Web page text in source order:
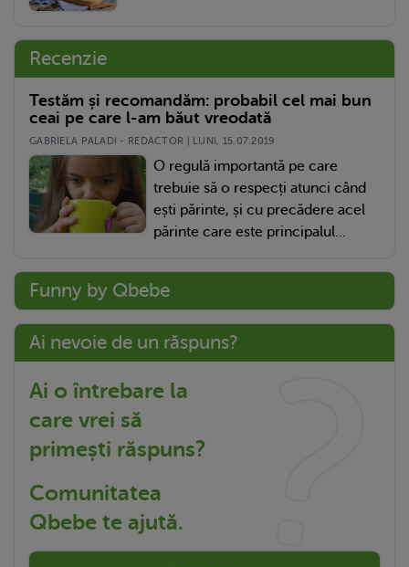
Recenzie
Testăm și recomandăm: probabil cel mai bun
ceai pe care l-am băut vreodată
GABRIELA PALADI - REDACTOR | LUNI, 15.07.2019
O regulă importantă pe care
trebuie să o respecți atunci când
ești părinte, și cu precădere acel
părinte care este principalul...
Funny by Qbebe
Ai nevoie de un răspuns?
Ai o întrebare la
care vrei să
primești răspuns?
Comunitatea
Qbebe te ajută.